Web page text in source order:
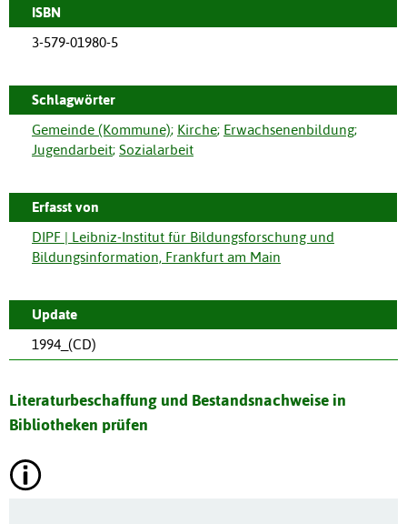
ISBN
3-579-01980-5
Schlagwörter
Gemeinde (Kommune); Kirche; Erwachsenenbildung;
Jugendarbeit; Sozialarbeit
Erfasst von
DIPF | Leibniz-Institut für Bildungsforschung und
Bildungsinformation, Frankfurt am Main
Update
1994_(CD)
Literaturbeschaffung und Bestandsnachweise in
Bibliotheken prüfen